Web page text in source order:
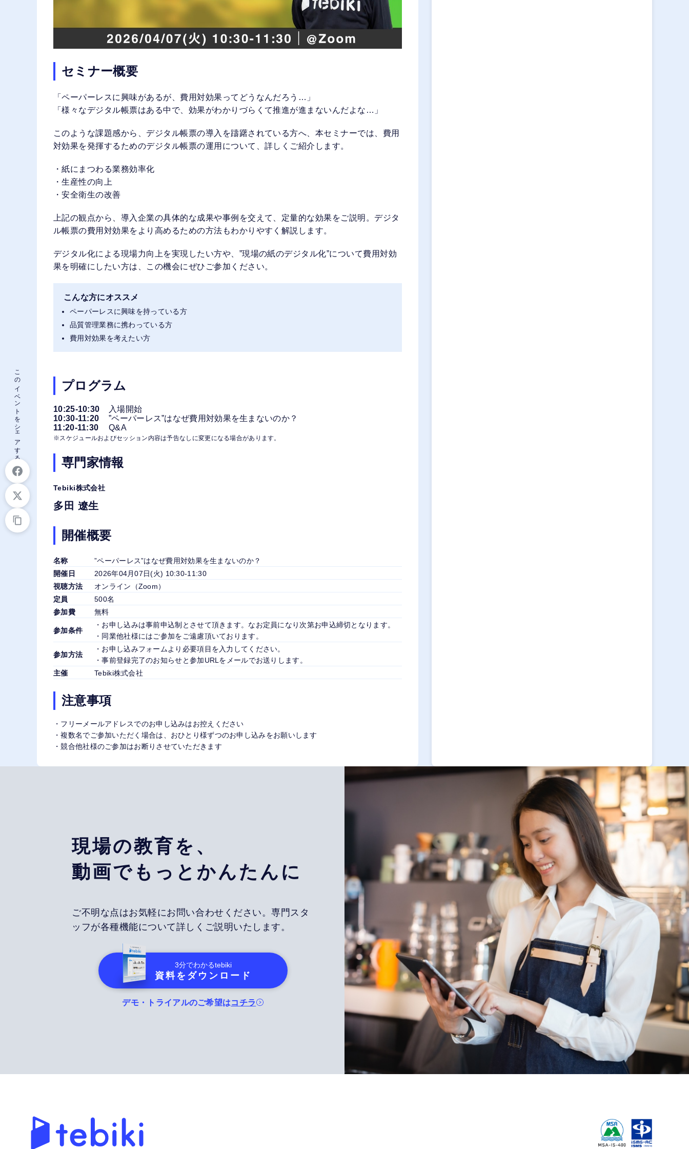
このイベントをシェアする
セミナー概要
「ペーパーレスに興味があるが、費用対効果ってどうなんだろう…」
「様々なデジタル帳票はある中で、効果がわかりづらくて推進が進まないんだよな…」
このような課題感から、デジタル帳票の導入を躊躇されている方へ、本セミナーでは、費用
対効果を発揮するためのデジタル帳票の運用について、詳しくご紹介します。
・紙にまつわる業務効率化
・生産性の向上
・安全衛生の改善
上記の観点から、導入企業の具体的な成果や事例を交えて、定量的な効果をご説明。デジタ
ル帳票の費用対効果をより高めるための方法もわかりやすく解説します。
デジタル化による現場力向上を実現したい方や、”現場の紙のデジタル化”について費用対効
果を明確にしたい方は、この機会にぜひご参加ください。
こんな方にオススメ
ペーパーレスに興味を持っている方
品質管理業務に携わっている方
費用対効果を考えたい方
プログラム
10:25-10:30
入場開始
10:30-11:20
”ペーパーレス”はなぜ費用対効果を生まないのか？
11:20-11:30
Q&A
※スケジュールおよびセッション内容は予告なしに変更になる場合があります。
専門家情報
Tebiki株式会社
多田 遼生
開催概要
名称
”ペーパーレス”はなぜ費用対効果を生まないのか？
開催日
2026年04月07日(火) 10:30-11:30
視聴方法
オンライン（Zoom）
定員
500名
参加費
無料
参加条件
・お申し込みは事前申込制とさせて頂きます。なお定員になり次第お申込締切となります。
・同業他社様にはご参加をご遠慮頂いております。
参加方法
・お申し込みフォームより必要項目を入力してください。
・事前登録完了のお知らせと参加URLをメールでお送りします。
主催
Tebiki株式会社
注意事項
・フリーメールアドレスでのお申し込みはお控えください
・複数名でご参加いただく場合は、おひとり様ずつのお申し込みをお願いします
・競合他社様のご参加はお断りさせていただきます
現場の教育を、
動画でもっとかんたんに
ご不明な点はお気軽にお問い合わせください。専門スタ
ッフが各種機能について詳しくご説明いたします。
3分でわかるtebiki
資料をダウンロード
デモ・トライアルのご希望はコチラ